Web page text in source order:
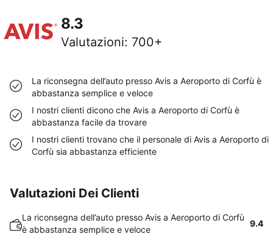
8.3
Valutazioni: 700+
La riconsegna dell’auto presso Avis a Aeroporto di Corfù è
abbastanza semplice e veloce
I nostri clienti dicono che Avis a Aeroporto di Corfù è
abbastanza facile da trovare
I nostri clienti trovano che il personale di Avis a Aeroporto di
Corfù sia abbastanza efficiente
Valutazioni Dei Clienti
La riconsegna dell’auto presso Avis a Aeroporto di Corfù
è abbastanza semplice e veloce
9.4